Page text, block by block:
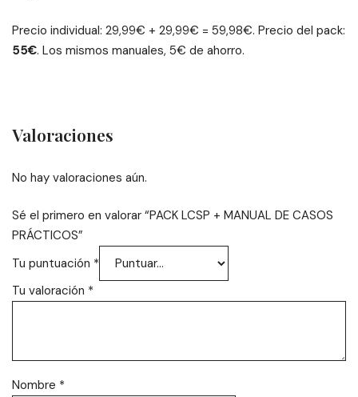
Precio individual: 29,99€ + 29,99€ = 59,98€. Precio del pack:
55€. Los mismos manuales, 5€ de ahorro.
Valoraciones
No hay valoraciones aún.
Sé el primero en valorar “PACK LCSP + MANUAL DE CASOS
PRÁCTICOS”
Tu puntuación *
Tu valoración *
Nombre *